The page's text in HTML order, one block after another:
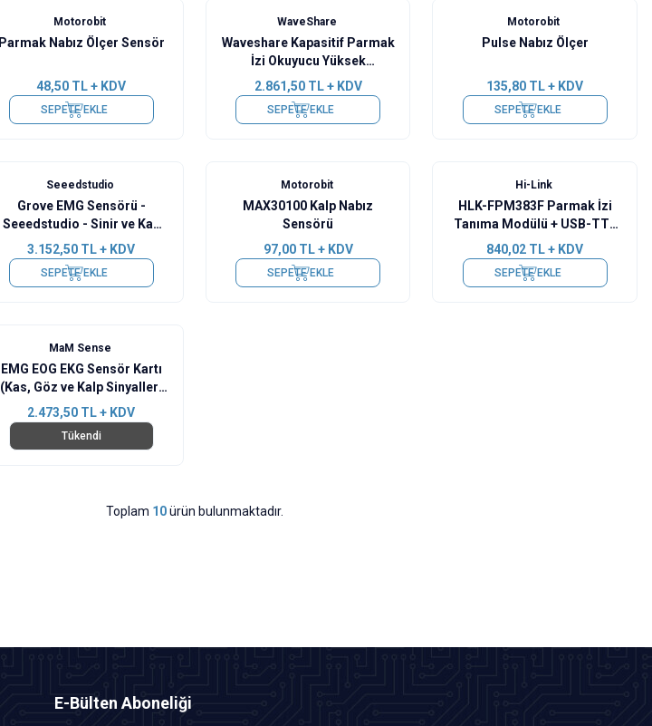
Motorobit
Parmak Nabız Ölçer Sensör
48,50 TL + KDV
SEPETE EKLE
WaveShare
Waveshare Kapasitif Parmak
İzi Okuyucu Yüksek
Hassasiyetli (B)
2.861,50TL + KDV
SEPETE EKLE
Motorobit
Pulse Nabız Ölçer
135,80 TL + KDV
SEPETE EKLE
Seeedstudio
Grove EMG Sensörü -
Seeedstudio - Sinir ve Kas
Hareketi Ölçüm Modülü
3.152,50 TL + KDV
SEPETE EKLE
Motorobit
MAX30100 Kalp Nabız
Sensörü
97,00TL + KDV
SEPETE EKLE
Hi-Link
HLK-FPM383F Parmak İzi
Tanıma Modülü + USB-TTL
Seri Dönüştürücü
840,02 TL + KDV
SEPETE EKLE
MaM Sense
EMG EOG EKG Sensör Kartı
(Kas, Göz ve Kalp Sinyalleri
Algılama)
2.473,50 TL + KDV
Tükendi
Toplam 10ürün bulunmaktadır.
E-Bülten Aboneliği